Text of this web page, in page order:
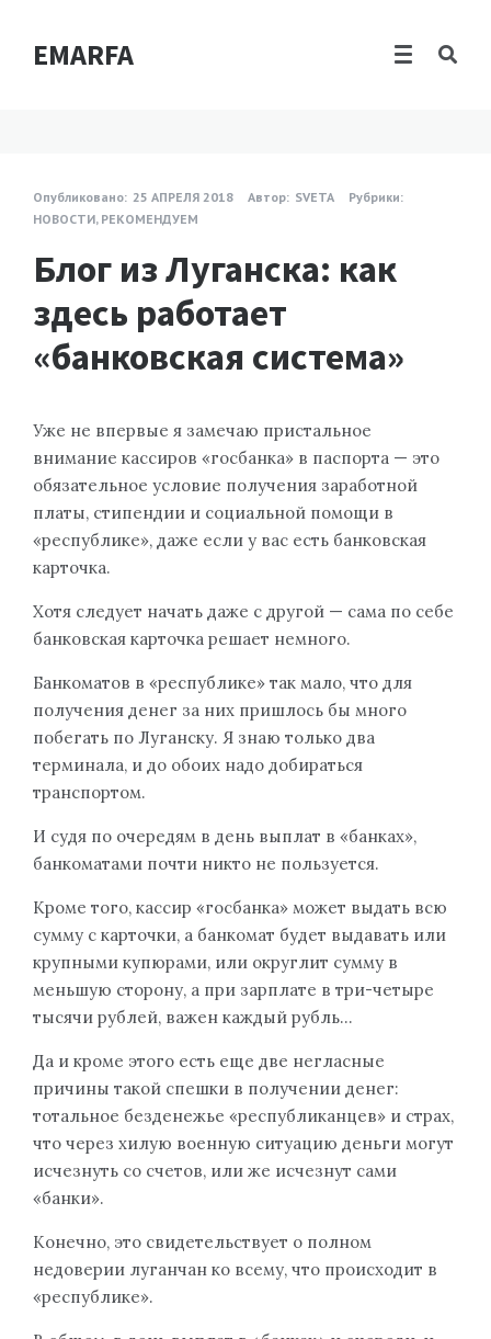
EMARFA
Опубликовано: 25 АПРЕЛЯ 2018 Автор: SVETA
Рубрики:
НОВОСТИ, РЕКОМЕНДУЕМ
Блог из Луганска: как
здесь работает
«банковская система»
Уже не впервые я замечаю пристальное
внимание кассиров «госбанка» в паспорта — это
обязательное условие получения заработной
платы, стипендии и социальной помощи в
«республике», даже если у вас есть банковская
карточка.
Хотя следует начать даже с другой — сама по себе
банковская карточка решает немного.
Банкоматов в «республике» так мало, что для
получения денег за них пришлось бы много
побегать по Луганску. Я знаю только два
терминала, и до обоих надо добираться
транспортом.
И судя по очередям в день выплат в «банках»,
банкоматами почти никто не пользуется.
Кроме того, кассир «госбанка» может выдать всю
сумму с карточки, а банкомат будет выдавать или
крупными купюрами, или округлит сумму в
меньшую сторону, а при зарплате в три-четыре
тысячи рублей, важен каждый рубль…
Да и кроме этого есть еще две негласные
причины такой спешки в получении денег:
тотальное безденежье «республиканцев» и страх,
что через хилую военную ситуацию деньги могут
исчезнуть со счетов, или же исчезнут сами
«банки».
Конечно, это свидетельствует о полном
недоверии луганчан ко всему, что происходит в
«республике».